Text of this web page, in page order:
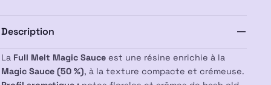
MS
Description
La Full Melt Magic Sauce est une résine enrichie à la
Magic Sauce (50 %), à la texture compacte et crémeuse.